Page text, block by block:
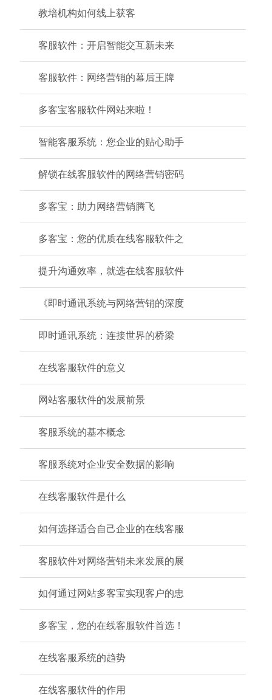
教培机构如何线上获客
客服软件：开启智能交互新未来
客服软件：网络营销的幕后王牌
多客宝客服软件网站来啦！
智能客服系统：您企业的贴心助手
解锁在线客服软件的网络营销密码
多客宝：助力网络营销腾飞
多客宝：您的优质在线客服软件之
提升沟通效率，就选在线客服软件
《即时通讯系统与网络营销的深度
即时通讯系统：连接世界的桥梁
在线客服软件的意义
网站客服软件的发展前景
客服系统的基本概念
客服系统对企业安全数据的影响
在线客服软件是什么
如何选择适合自己企业的在线客服
客服软件对网络营销未来发展的展
如何通过网站多客宝实现客户的忠
多客宝，您的在线客服软件首选！
在线客服系统的趋势
在线客服软件的作用